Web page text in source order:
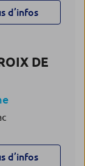
d’infos
DE
d’infos